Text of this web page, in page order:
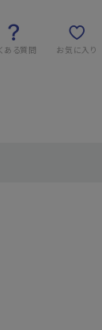
ある質問 お気に入り